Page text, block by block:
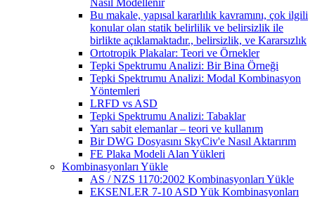
Nasıl Modellenir
Bu makale, yapısal kararlılık kavramını, çok ilgili
konular olan statik belirlilik ve belirsizlik ile
birlikte açıklamaktadır., belirsizlik, ve Kararsızlık
Ortotropik Plakalar: Teori ve Örnekler
Tepki Spektrumu Analizi: Bir Bina Örneği
Tepki Spektrumu Analizi: Modal Kombinasyon
Yöntemleri
LRFD vs ASD
Tepki Spektrumu Analizi: Tabaklar
Yarı sabit elemanlar – teori ve kullanım
Bir DWG Dosyasını SkyCiv'e Nasıl Aktarırım
FE Plaka Modeli Alan Yükleri
Kombinasyonları Yükle
AS / NZS 1170:2002 Kombinasyonları Yükle
EKSENLER 7-10 ASD Yük Kombinasyonları